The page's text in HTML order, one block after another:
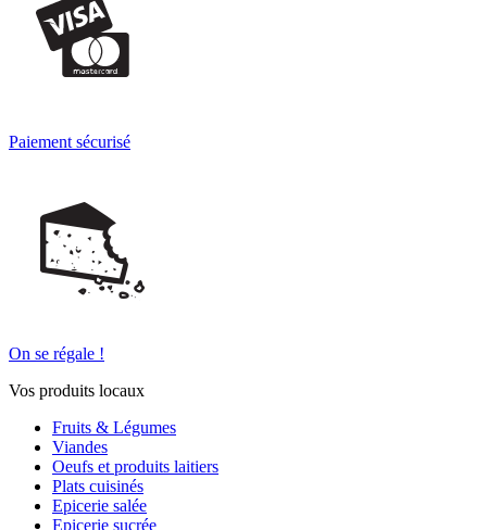
Paiement sécurisé
On se régale !
Vos produits locaux
Fruits & Légumes
Viandes
Oeufs et produits laitiers
Plats cuisinés
Epicerie salée
Epicerie sucrée